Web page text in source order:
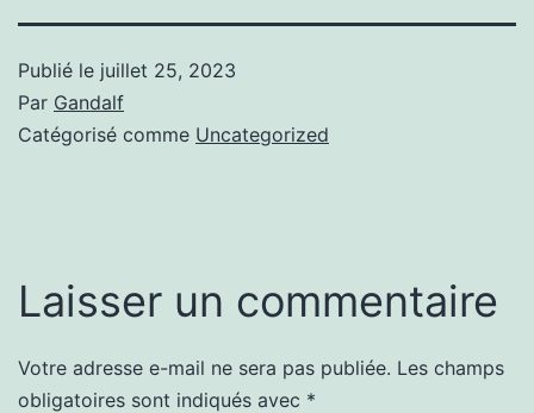
Publié le juillet 25, 2023
Par Gandalf
Catégorisé comme Uncategorized
Laisser un commentaire
Votre adresse e-mail ne sera pas publiée. Les champs
obligatoires sont indiqués avec *